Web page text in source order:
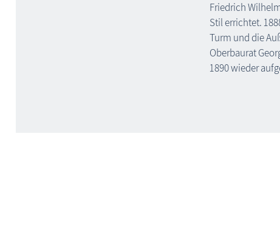
Friedrich
Stil errichtet.
Turm und die
Oberbaurat
1890 wieder